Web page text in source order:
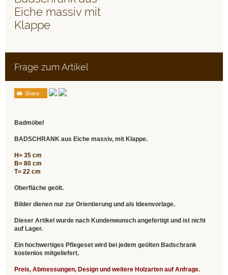
Eiche massiv mit
Klappe
Frage zum Artikel
Badmöbel
BADSCHRANK aus Eiche massiv, mit Klappe.
H= 35 cm
B= 80 cm
T= 22 cm
Oberfläche geölt.
Bilder dienen nur zur Orientierung und als Ideenvorlage.
Dieser Artikel wurde nach Kundenwunsch angefertigt und ist nicht
auf Lager.
Ein hochwertiges Pflegeset wird bei jedem geölten Badschrank
kostenlos mitgeliefert.
Preis, Abmessungen, Design und weitere Holzarten auf Anfrage.